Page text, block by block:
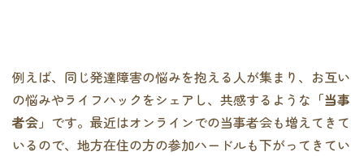
例えば、同じ発達障害の悩みを抱える人が集まり、お互い
の悩みやライフハックをシェアし、共感するような 「当事
者会」 です。最近はオンラインでの当事者会も増えてきて
いるので、地方在住の方の参加ハードルも下がってきてい